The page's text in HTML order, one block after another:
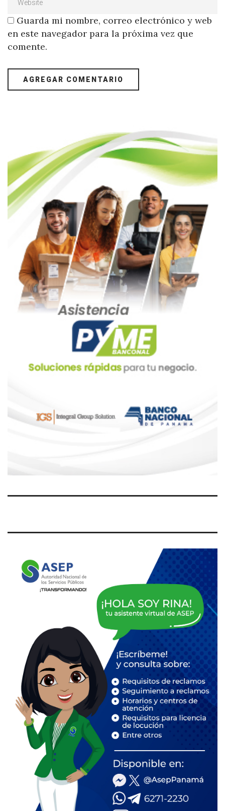
Guarda mi nombre, correo electrónico y web
en este navegador para la próxima vez que
comente.